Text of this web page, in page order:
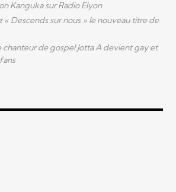
Kanguka sur Radio Elyon
« Descends sur nous » le nouveau titre de
chanteur de gospel Jotta A devient gay et